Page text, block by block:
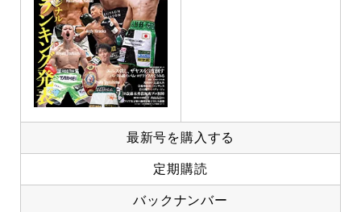
最新号を購入する
定期購読
バックナンバー